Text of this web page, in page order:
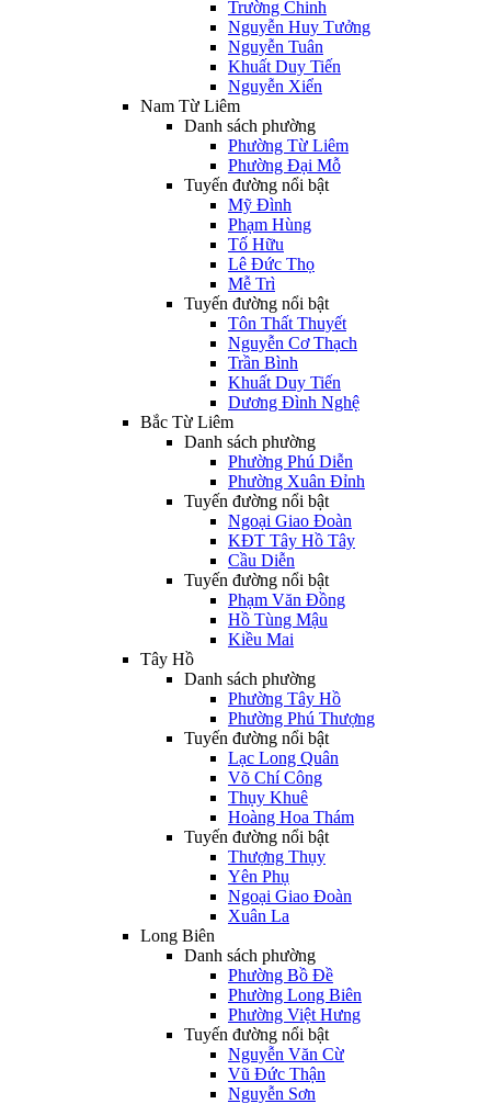
Trường Chinh
Nguyễn Huy Tưởng
Nguyễn Tuân
Khuất Duy Tiến
Nguyễn Xiển
Nam Từ Liêm
Danh sách phường
Phường Từ Liêm
Phường Đại Mỗ
Tuyến đường nổi bật
Mỹ Đình
Phạm Hùng
Tố Hữu
Lê Đức Thọ
Mễ Trì
Tuyến đường nổi bật
Tôn Thất Thuyết
Nguyễn Cơ Thạch
Trần Bình
Khuất Duy Tiến
Dương Đình Nghệ
Bắc Từ Liêm
Danh sách phường
Phường Phú Diễn
Phường Xuân Đỉnh
Tuyến đường nổi bật
Ngoại Giao Đoàn
KĐT Tây Hồ Tây
Cầu Diễn
Tuyến đường nổi bật
Phạm Văn Đồng
Hồ Tùng Mậu
Kiều Mai
Tây Hồ
Danh sách phường
Phường Tây Hồ
Phường Phú Thượng
Tuyến đường nổi bật
Lạc Long Quân
Võ Chí Công
Thụy Khuê
Hoàng Hoa Thám
Tuyến đường nổi bật
Thượng Thụy
Yên Phụ
Ngoại Giao Đoàn
Xuân La
Long Biên
Danh sách phường
Phường Bồ Đề
Phường Long Biên
Phường Việt Hưng
Tuyến đường nổi bật
Nguyễn Văn Cừ
Vũ Đức Thận
Nguyễn Sơn